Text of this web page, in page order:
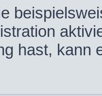
hast, kann